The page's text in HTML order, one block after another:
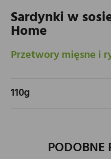
Sardynki w
Home
Przetwory mięsne i
110g
PODOBNE